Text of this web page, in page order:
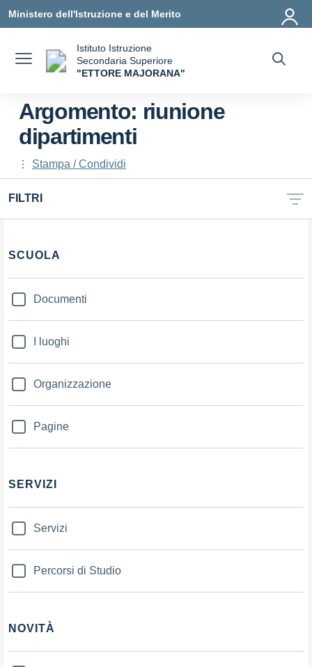
Ministero dell'Istruzione e del Merito
Istituto Istruzione
Secondaria Superiore
"ETTORE MAJORANA"
Argomento: riunione
dipartimenti
Stampa / Condividi
FILTRI
Filtri
SCUOLA
Documenti
I luoghi
Organizzazione
Pagine
SERVIZI
Servizi
Percorsi di Studio
NOVITÀ